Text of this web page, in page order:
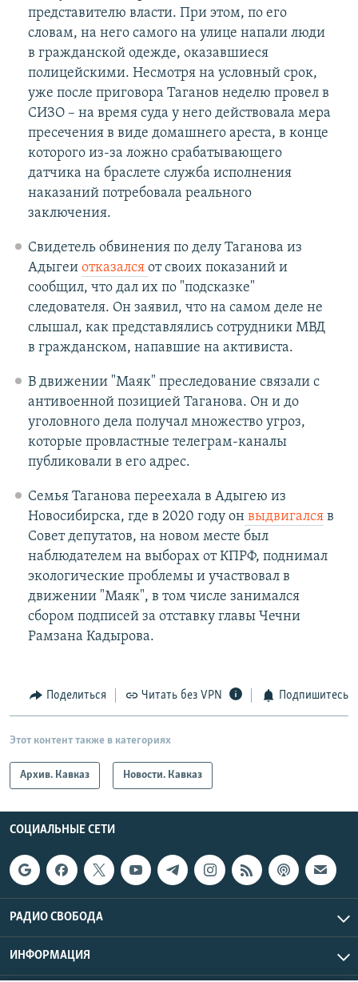
представителю власти. При этом, по его
словам, на него самого на улице напали люди
в гражданской одежде, оказавшиеся
полицейскими. Несмотря на условный срок,
уже после приговора Таганов неделю провел в
СИЗО – на время суда у него действовала мера
пресечения в виде домашнего ареста, в конце
которого из-за ложно срабатывающего
датчика на браслете служба исполнения
наказаний потребовала реального
заключения.
Свидетель обвинения по делу Таганова из
Адыгеи отказался от своих показаний и
сообщил, что дал их по "подсказке"
следователя. Он заявил, что на самом деле не
слышал, как представлялись сотрудники МВД
в гражданском, напавшие на активиста.
В движении "Маяк" преследование связали с
антивоенной позицией Таганова. Он и до
уголовного дела получал множество угроз,
которые провластные телеграм-каналы
публиковали в его адрес.
Семья Таганова переехала в Адыгею из
Новосибирска, где в 2020 году онвыдвигалсяв
Совет депутатов, на новом месте был
наблюдателем на выборах от КПРФ, поднимал
экологические проблемы и участвовал в
движении "Маяк", в том числе занимался
сбором подписей за отставку главы Чечни
Рамзана Кадырова.
Поделиться Читать без VPN Подпишитесь
Этот контент также в категориях
Архив. Кавказ Новости. Кавказ
СОЦИАЛЬНЫЕ СЕТИ
РАДИО СВОБОДА
ИНФОРМАЦИЯ